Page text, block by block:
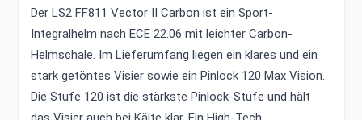
Der LS2 FF811 Vector II Carbon ist ein Sport-
Integralhelm nach ECE 22.06 mit leichter Carbon-
Helmschale. Im Lieferumfang liegen ein klares und ein
stark getöntes Visier sowie ein Pinlock 120 Max Vision.
Die Stufe 120 ist die stärkste Pinlock-Stufe und hält